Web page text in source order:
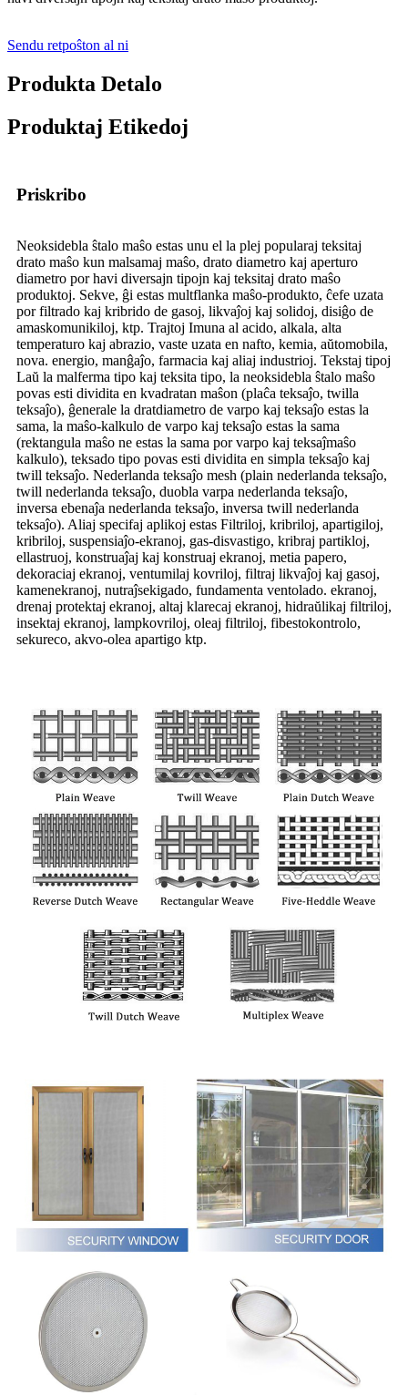
Sendu retpoŝton al ni
Produkta Detalo
Produktaj Etikedoj
Priskribo
Neoksidebla ŝtalo maŝo estas unu el la plej popularaj teksitaj
drato maŝo kun malsamaj maŝo, drato diametro kaj aperturo
diametro por havi diversajn tipojn kaj teksitaj drato maŝo
produktoj. Sekve, ĝi estas multflanka maŝo-produkto, ĉefe uzata
por filtrado kaj kribrido de gasoj, likvaĵoj kaj solidoj, disiĝo de
amaskomunikiloj, ktp. Trajtoj Imuna al acido, alkala, alta
temperaturo kaj abrazio, vaste uzata en nafto, kemia, aŭtomobila,
nova. energio, manĝaĵo, farmacia kaj aliaj industrioj. Tekstaj tipoj
Laŭ la malferma tipo kaj teksita tipo, la neoksidebla ŝtalo maŝo
povas esti dividita en kvadratan maŝon (plaĉa teksaĵo, twilla
teksaĵo), ĝenerale la dratdiametro de varpo kaj teksaĵo estas la
sama, la maŝo-kalkulo de varpo kaj teksaĵo estas la sama
(rektangula maŝo ne estas la sama por varpo kaj teksaĵmaŝo
kalkulo), teksado tipo povas esti dividita en simpla teksaĵo kaj
twill teksaĵo. Nederlanda teksaĵo mesh (plain nederlanda teksaĵo,
twill nederlanda teksaĵo, duobla varpa nederlanda teksaĵo,
inversa ebenaĵa nederlanda teksaĵo, inversa twill nederlanda
teksaĵo). Aliaj specifaj aplikoj estas Filtriloj, kribriloj, apartigiloj,
kribriloj, suspensiaĵo-ekranoj, gas-disvastigo, kribraj partikloj,
ellastruoj, konstruaĵaj kaj konstruaj ekranoj, metia papero,
dekoraciaj ekranoj, ventumilaj kovriloj, filtraj likvaĵoj kaj gasoj,
kamenekranoj, nutraĵsekigado, fundamenta ventolado. ekranoj,
drenaj protektaj ekranoj, altaj klarecaj ekranoj, hidraŭlikaj filtriloj,
insektaj ekranoj, lampkovriloj, oleaj filtriloj, fibestokontrolo,
sekureco, akvo-olea apartigo ktp.